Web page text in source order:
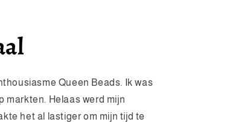
Queen Beads. Ik was
markten. Helaas werd mijn
het al lastiger om mijn tijd te